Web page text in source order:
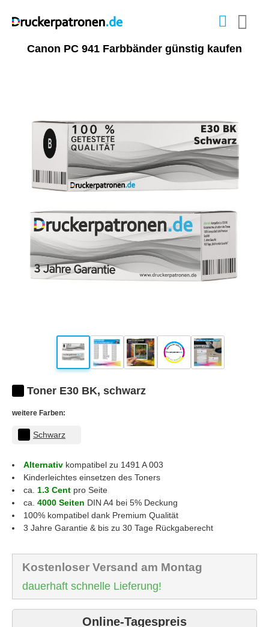
Canon PC 941 Farbbänder günstig kaufen
Toner E30 BK, schwarz
weitere Farben:
Schwarz
Alternativ kompatibel zu 1491 A 003
Kinderleichtes einsetzen des Toners
ca. 1.3 Cent pro Seite
ca. 4000 Seiten DIN A4 bei 5% Deckung
100% kompatibel dank Premium Qualität
3 Jahre Garantie & bis zu 30 Tage Rückgaberecht
Kostenloser Versand am Montag
dauerhaft schnelle Lieferung!
Online-Tagespreis